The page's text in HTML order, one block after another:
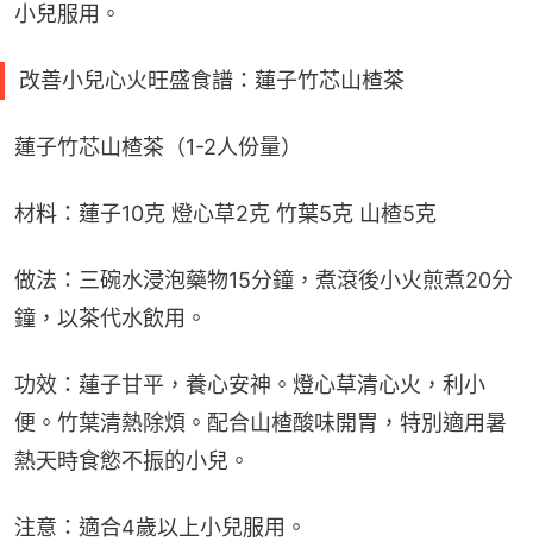
小兒服用。
改善小兒心火旺盛食譜：蓮子竹芯山楂茶
蓮子竹芯山楂茶（1-2人份量）
材料：蓮子10克 燈心草2克 竹葉5克 山楂5克
做法：三碗水浸泡藥物15分鐘，煮滾後小火煎煮20分
鐘，以茶代水飲用。
功效：蓮子甘平，養心安神。燈心草清心火，利小
便。竹葉清熱除煩。配合山楂酸味開胃，特別適用暑
熱天時食慾不振的小兒。
注意：適合4歲以上小兒服用。